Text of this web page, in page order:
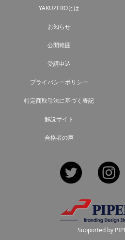
YAKUZEROとは
お知らせ
公開範囲
受講申込
プライバシーポリシー
特定商取引法に基づく表記
解説サイト
合格者の声
Twitter
Supported by